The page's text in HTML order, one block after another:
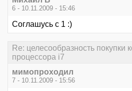
6 - 10.11.2009 - 15:46
Соглашусь с 1 :)
Re: целесообразность покупки
процессора i7
мимопроходил
7 - 10.11.2009 - 15:56